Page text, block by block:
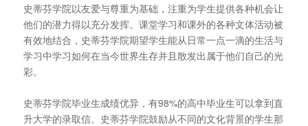
史蒂芬学院以友爱与尊重为基础，注重为学生提供各种机会让
他们的潜力得以充分发挥。课堂学习和课外的各种文体活动被
有效地结合，史蒂芬学院期望学生能从日常一点一滴的生活与
学习中学习如何在当今世界生存并且散发出属于他们自己的光
彩。
史蒂芬学院毕业生成绩优异，有98%的高中毕业生可以拿到直
升大学的录取信。史蒂芬学院鼓励从不同的文化背景的学生那